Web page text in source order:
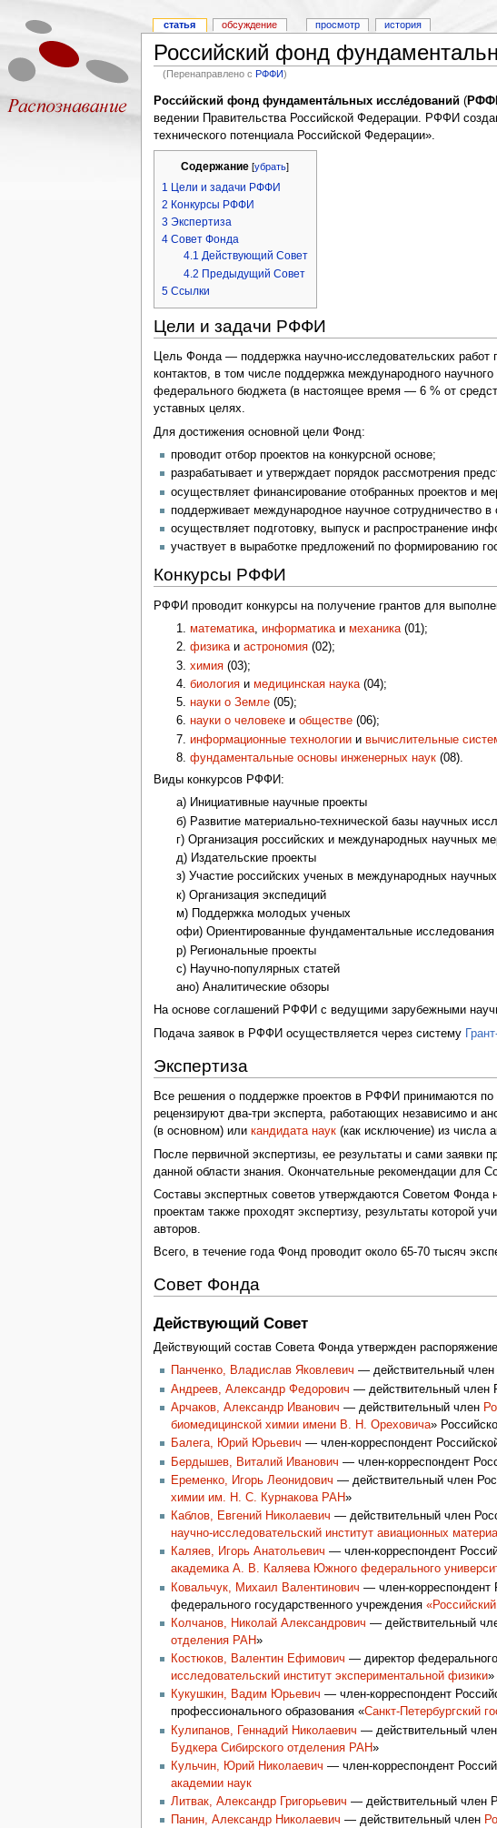
Российский фонд
(Перенаправлено сРФФИ)
Росси́йский фонд фундамента́льных иссле́дований(
ведении Правительства Российской Федерации. РФФИ
технического потенциала Российской Федерации».
Содержание [убрать]
1 Цели и задачи РФФИ
2 Конкурсы РФФИ
3 Экспертиза
4 Совет Фонда
4.1 Действующий Совет
4.2 Предыдущий Совет
5 Ссылки
Цели и задачи РФФИ
Цель Фонда — поддержка научно-исследовательских
контактов, в том числе поддержка международного
федерального бюджета (в настоящее время — 6 % от
уставных целях.
Для достижения основной цели Фонд:
проводит отбор проектов на конкурсной основе;
разрабатывает и утверждает порядок рассмотрения
осуществляет финансирование отобранных проектов и
поддерживает международное научное сотрудничество
осуществляет подготовку, выпуск и распространение
участвует в выработке предложений по формированию
Конкурсы РФФИ
РФФИ проводит конкурсы на получение грантов для
математика,информатикаимеханика(01);
физикаиастрономия (02);
химия (03);
биология имедицинская наука(04);
науки о Земле (05);
науки о человеке иобществе (06);
информационные технологии ивычислительные
фундаментальные основы инженерных наук (08).
Виды конкурсов РФФИ:
а) Инициативные научные проекты
б) Развитие материально-технической базы научных
г) Организация российских и международных научных
д) Издательские проекты
з) Участие российских ученых в международных
к) Организация экспедиций
м) Поддержка молодых ученых
офи) Ориентированные фундаментальные исследования
р) Региональные проекты
с) Научно-популярных статей
ано) Аналитические обзоры
На основе соглашений РФФИ с ведущими зарубежными
Подача заявок в РФФИ осуществляется через систему
Экспертиза
Все решения о поддержке проектов в РФФИ принимаются по
рецензируют два-три эксперта, работающих независимо и
(в основном) или кандидата наук(как исключение) из числа
После первичной экспертизы, ее результаты и сами заявки
данной области знания. Окончательные рекомендации для
Составы экспертных советов утверждаются Советом
проектам также проходят экспертизу, результаты которой
авторов.
Всего, в течение года Фонд проводит около 65-70 тысяч
Совет Фонда
Действующий Совет
Действующий состав Совета Фонда утвержден
Панченко, Владислав Яковлевич — действительный член
Андреев, Александр Федорович — действительный член
Арчаков, Александр Иванович — действительный член
биомедицинской химии имени В. Н. Ореховича»
Балега, Юрий Юрьевич — член-корреспондент
Бердышев, Виталий Иванович — член-корреспондент
Еременко, Игорь Леонидович — действительный член
химии им. Н. С. Курнакова РАН»
Каблов, Евгений Николаевич — действительный член
научно-исследовательский институт авиационных
Каляев, Игорь Анатольевич — член-корреспондент
академика А. В. Каляева Южного федерального
Ковальчук, Михаил Валентинович — член-корреспондент
федерального государственного учреждения
Колчанов, Николай Александрович — действительный
отделения РАН»
Костюков, Валентин Ефимович — директор федерального
исследовательский институт экспериментальной физики»
Кукушкин, Вадим Юрьевич — член-корреспондент
профессионального образования «Санкт-Петербургский
Кулипанов, Геннадий Николаевич — действительный член
Будкера Сибирского отделения РАН»
Кульчин, Юрий Николаевич — член-корреспондент
академии наук
Литвак, Александр Григорьевич — действительный член
Панин, Александр Николаевич — действительный член
статья обсуждение просмотр история